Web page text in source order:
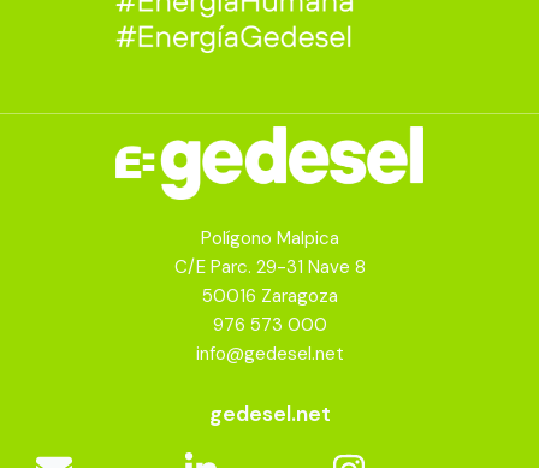
Polígono Malpica
C/E Parc. 29-31 Nave 8
50016 Zaragoza
976 573 000
info@gedesel.net
gedesel.net